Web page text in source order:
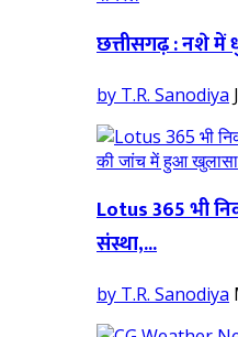
छत्तीसगढ़ : नशे में
by T.R. Sanodiya
Lotus 365 भी
संस्था,...
by T.R. Sanodiya